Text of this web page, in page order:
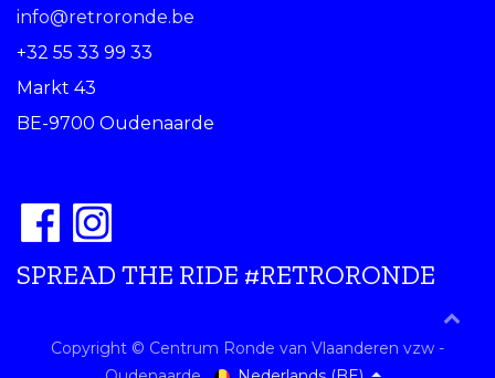
info@retroronde.be
+32 55 33 99 33
Markt 43
BE-9700 Oudenaarde
SPREAD THE RIDE #RETRORONDE
Copyright © Centrum Ronde van Vlaanderen vzw -